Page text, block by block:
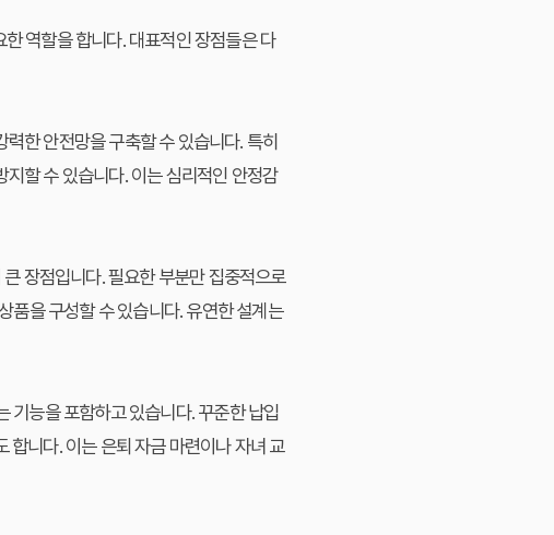
역할을 합니다. 대표적인 장점들은 다
한 안전망을 구축할 수 있습니다. 특히
할 수 있습니다. 이는 심리적인 안정감
장점입니다. 필요한 부분만 집중적으로
품을 구성할 수 있습니다. 유연한 설계는
기능을 포함하고 있습니다. 꾸준한 납입
합니다. 이는 은퇴 자금 마련이나 자녀 교